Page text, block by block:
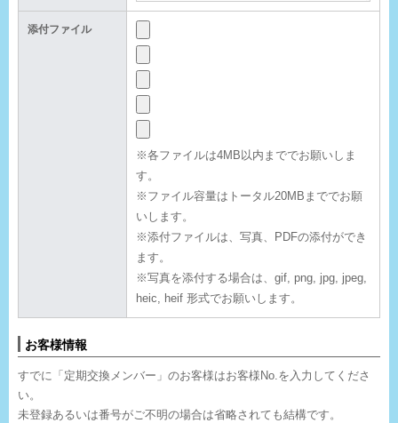
添付ファイル
※各ファイルは4MB以内まででお願いしま
す。
※ファイル容量はトータル20MBまででお願
いします。
※添付ファイルは、写真、PDFの添付ができ
ます。
※写真を添付する場合は、gif, png, jpg, jpeg,
heic, heif 形式でお願いします。
お客様情報
すでに「定期交換メンバー」のお客様はお客様No.を入力してくださ
い。
未登録あるいは番号がご不明の場合は省略されても結構です。